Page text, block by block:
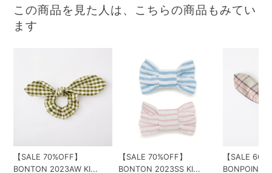
この商品を見た人は、こちらの商品もみてい
ます
【SALE 70%OFF】
BONTON 2023AW KI...
【SALE 70%OFF】
BONTON 2023SS KI...
【SALE
BONPOINT